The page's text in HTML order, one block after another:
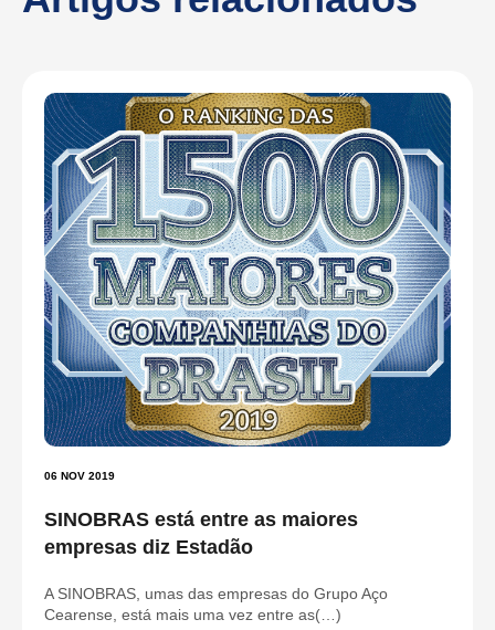
06 NOV 2019
SINOBRAS está entre as maiores
empresas diz Estadão
A SINOBRAS, umas das empresas do Grupo Aço
Cearense, está mais uma vez entre as(…)